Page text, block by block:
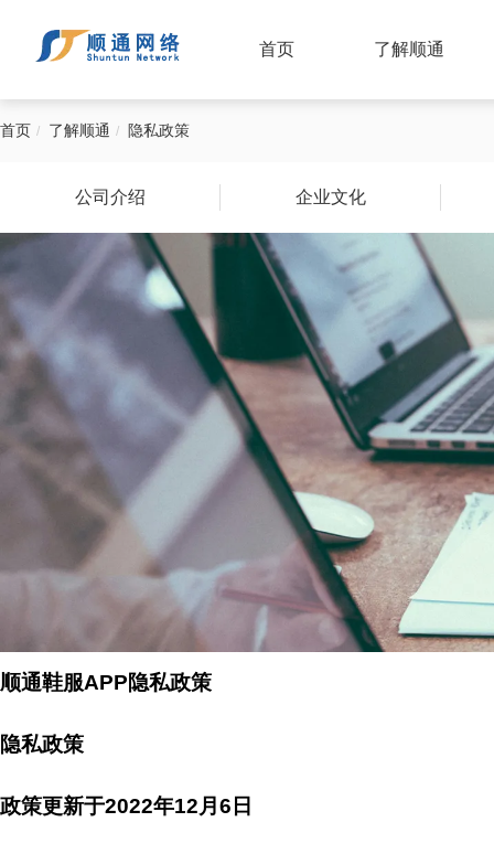
首页 了解顺通
首页 了解顺通 隐私政策
公司介绍 企业文化
顺通鞋服APP隐私政策
隐私政策
政策更新于2022年12月6日